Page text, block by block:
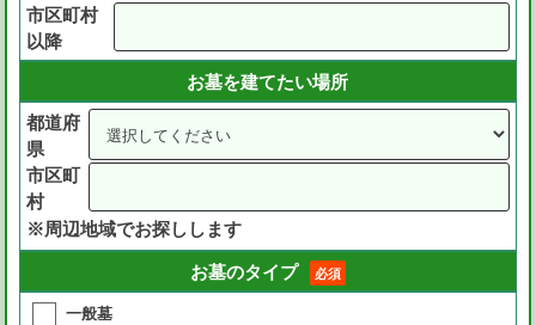
市区町村
以降
お墓を建てたい場所
都道府
県
市区町
村
※周辺地域でお探しします
お墓のタイプ
必須
一般墓